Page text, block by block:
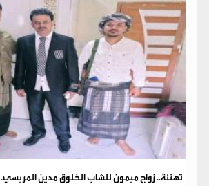
تهنئة.. زواج ميمون للشاب الخلوق مدين المريسي.